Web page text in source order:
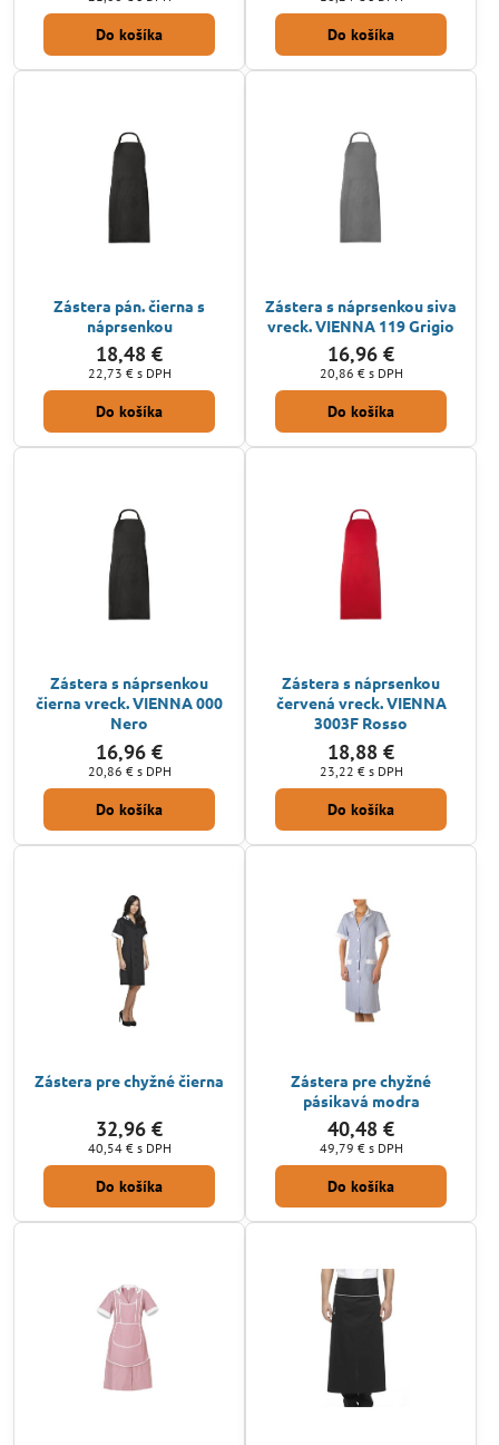
Do košíka Do košíka
Zástera pán. čierna s
náprsenkou
18,48 €
22,73 € s DPH
Do košíka
Zástera s náprsenkou siva
vreck. VIENNA 119 Grigio
16,96 €
20,86 € s DPH
Do košíka
Zástera s náprsenkou
čierna vreck. VIENNA 000
Nero
16,96 €
20,86 € s DPH
Do košíka
Zástera s náprsenkou
červená vreck. VIENNA
3003F Rosso
18,88 €
23,22 € s DPH
Do košíka
Zástera pre chyžné čierna
32,96 €
40,54 € s DPH
Do košíka
Zástera pre chyžné
pásikavá modra
40,48 €
49,79 € s DPH
Do košíka